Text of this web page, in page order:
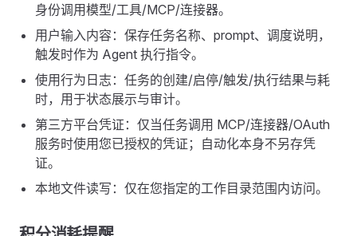
身份调用模型/工具/MCP/连接器。
用户输入内容：保存任务名称、prompt、调度说明，
触发时作为 Agent 执行指令。
使用行为日志：任务的创建/启停/触发/执行结果与耗
时，用于状态展示与审计。
第三方平台凭证：仅当任务调用 MCP/连接器/OAuth
服务时使用您已授权的凭证；自动化本身不另存凭
证。
本地文件读写：仅在您指定的工作目录范围内访问。